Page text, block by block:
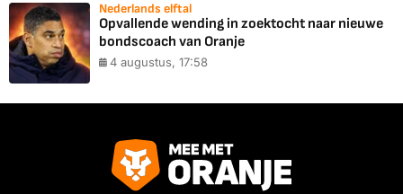
Nederlands elftal
Opvallende wending in zoektocht naar nieuwe
bondscoach van Oranje
4 augustus, 17:58